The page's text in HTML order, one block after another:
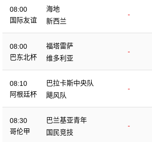
08:00
国际友谊
海地
-
新西兰
08:00
巴东北杯
福塔雷萨
-
维多利亚
08:10
阿根廷杯
巴拉卡斯中央队
-
飓风队
08:30
哥伦甲
巴兰基亚青年
-
国民竞技